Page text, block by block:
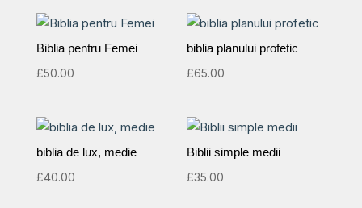
Biblia pentru Femei
£50.00
biblia planului profetic
£65.00
biblia de lux, medie
£40.00
Biblii simple medii
£35.00